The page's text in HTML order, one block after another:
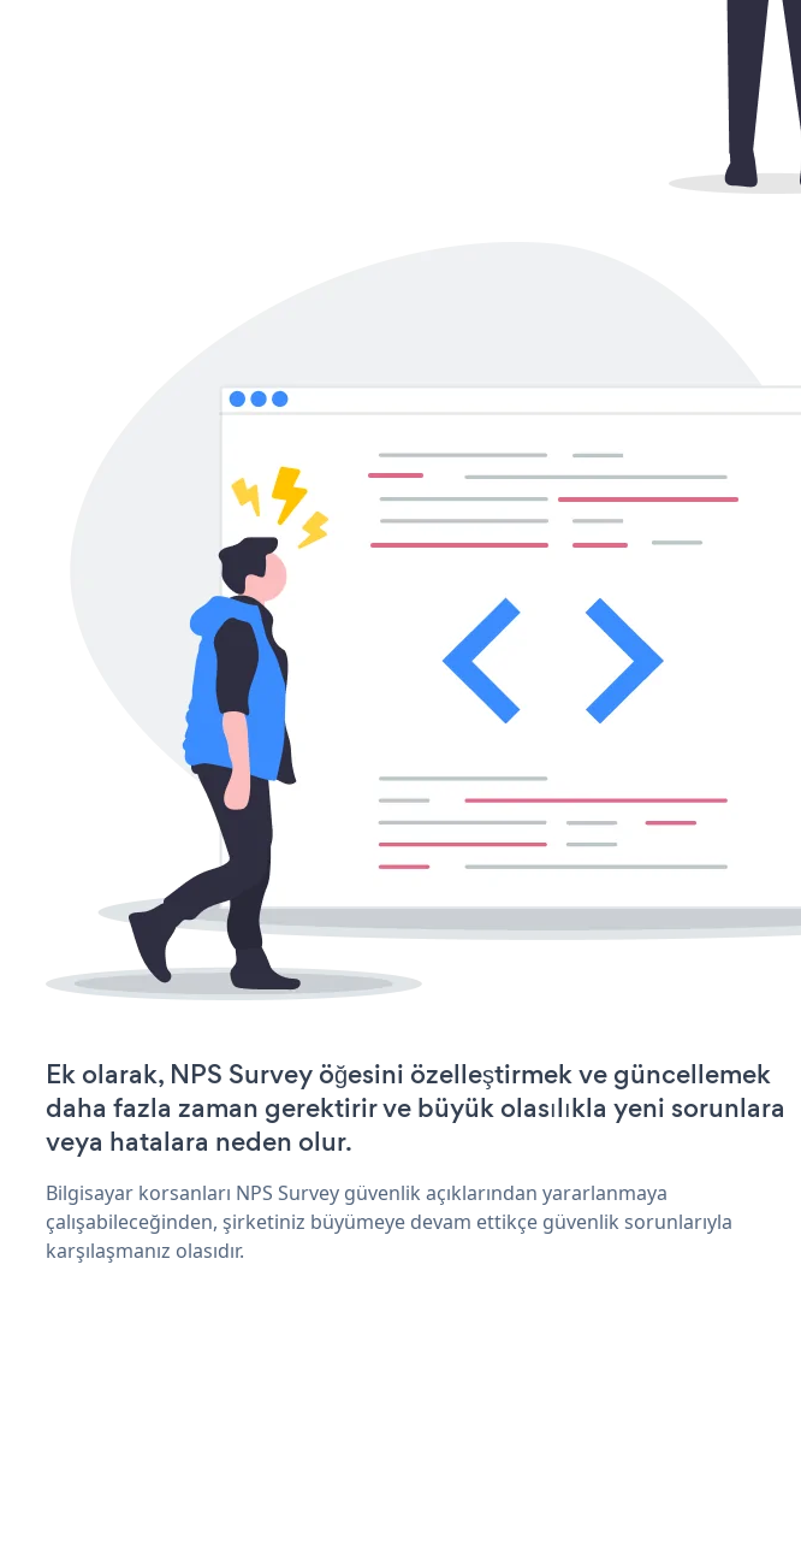
Ek olarak, NPS Survey öğesini özelleştirmek ve güncellemek
daha fazla zaman gerektirir ve büyük olasılıkla yeni sorunlara
veya hatalara neden olur.
Bilgisayar korsanları NPS Survey güvenlik açıklarından yararlanmaya
çalışabileceğinden, şirketiniz büyümeye devam ettikçe güvenlik sorunlarıyla
karşılaşmanız olasıdır.